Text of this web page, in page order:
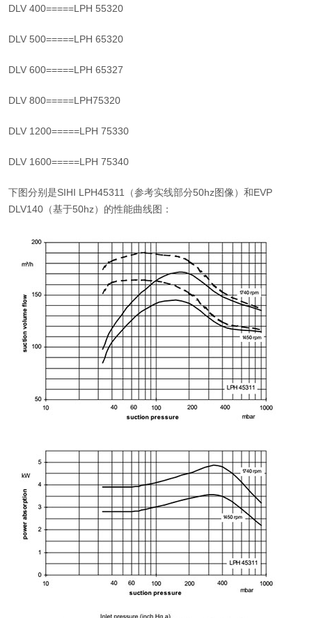
DLV 400=====LPH 55320
DLV 500=====LPH 65320
DLV 600=====LPH 65327
DLV 800=====LPH75320
DLV 1200=====LPH 75330
DLV 1600=====LPH 75340
下图分别是SIHI LPH45311（参考实线部分50hz图像）和EVP
DLV140（基于50hz）的性能曲线图：